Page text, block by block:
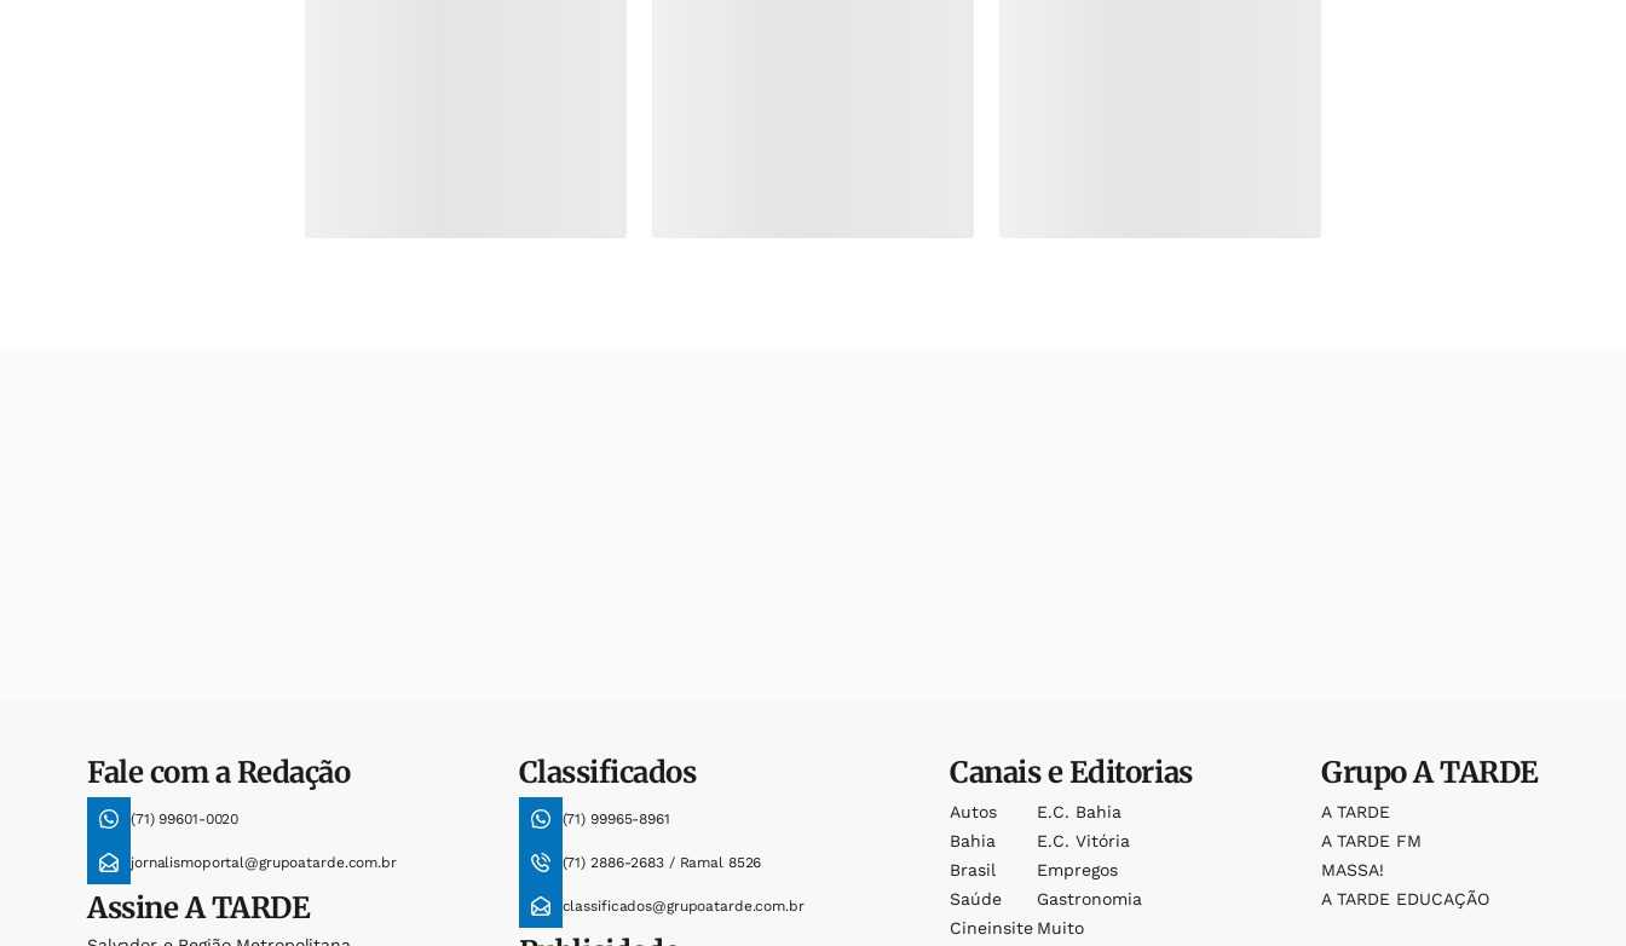
Fale com a Redação
(71) 99601-0020
jornalismoportal@grupoatarde.com.br
AssineA TARDE
Classificados
(71) 99965-8961
(71) 2886-2683 / Ramal 8526
classificados@grupoatarde.com.br
Canais e Editorias
Autos
Bahia
Brasil
Saúde
Cineinsite
E.c. Bahia
E.c. Vitória
Empregos
Gastronomia
Muito
GrupoA TARDE
A TARDE
A TARDE FM
MASSA!
A TARDE EDUCAÇÃO